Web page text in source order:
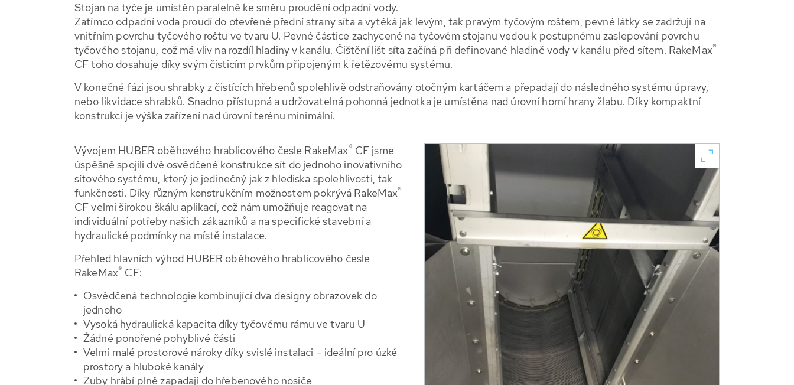
Stojan na tyče je umístěn paralelně ke směru proudění odpadní vody.
Zatímco odpadní voda proudí do otevřené přední strany síta a vytéká jak levým, tak pravým tyčovým roštem, pevné látky se zadržují na
vnitřním povrchu tyčového roštu ve tvaru U. Pevné částice zachycené na tyčovém stojanu vedou k postupnému zaslepování povrchu
tyčového stojanu, což má vliv na rozdíl hladiny v kanálu. Čištění lišt síta začíná při definované hladině vody v kanálu před sítem. RakeMax®
CF toho dosahuje díky svým čisticím prvkům připojeným k řetězovému systému.
V konečné fázi jsou shrabky z čistících hřebenů spolehlivě odstraňovány otočným kartáčem a přepadají do následného systému úpravy,
nebo likvidace shrabků. Snadno přístupná a udržovatelná pohonná jednotka je umístěna nad úrovní horní hrany žlabu. Díky kompaktní
konstrukci je výška zařízení nad úrovní terénu minimální.
Vývojem HUBER oběhového hrablicového česle RakeMax® CF jsme
úspěšně spojili dvě osvědčené konstrukce sít do jednoho inovativního
sítového systému, který je jedinečný jak z hlediska spolehlivosti, tak
funkčnosti. Díky různým konstrukčním možnostem pokrývá RakeMax®
CF velmi širokou škálu aplikací, což nám umožňuje reagovat na
individuální potřeby našich zákazníků a na specifické stavební a
hydraulické podmínky na místě instalace.
Přehled hlavních výhod HUBER oběhového hrablicového česle
RakeMax® CF:
Osvědčená technologie kombinující dva designy obrazovek do
jednoho
Vysoká hydraulická kapacita díky tyčovému rámu ve tvaru U
Žádné ponořené pohyblivé části
Velmi malé prostorové nároky díky svislé instalaci – ideální pro úzké
prostory a hluboké kanály
Zuby hrábí plně zapadají do hřebenového nosiče